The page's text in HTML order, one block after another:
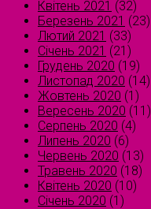
Квітень 2021 (32)
Березень 2021 (23)
Лютий 2021 (33)
Січень 2021 (21)
Грудень 2020 (19)
Листопад 2020 (14)
Жовтень 2020 (1)
Вересень 2020 (11)
Серпень 2020 (4)
Липень 2020 (6)
Червень 2020 (13)
Травень 2020 (18)
Квітень 2020 (10)
Січень 2020 (1)